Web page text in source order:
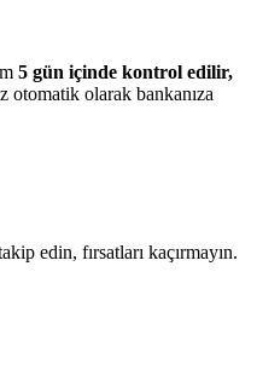
5 gün içinde kontrol edilir,
otomatik olarak bankanıza
edin, fırsatları kaçırmayın.